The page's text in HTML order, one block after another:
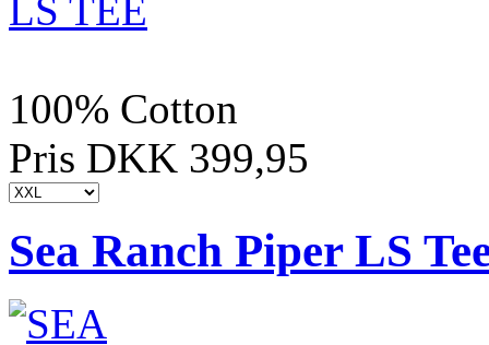
100% Cotton
Pris DKK 399,95
Sea Ranch Piper LS